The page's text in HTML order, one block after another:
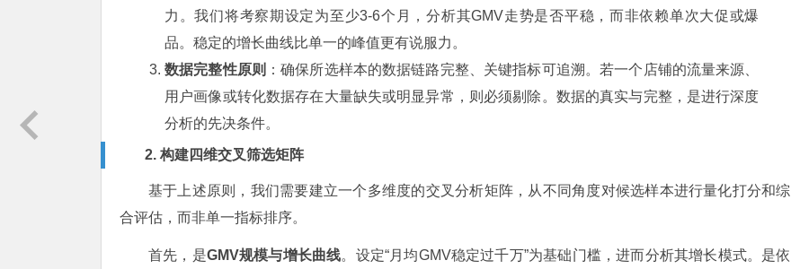
力。我们将考察期设定为至少3-6个月，分析其GMV走势是否平稳，而非依赖单次大促或爆
品。稳定的增长曲线比单一的峰值更有说服力。
数据完整性原则 ：确保所选样本的数据链路完整、关键指标可追溯。若一个店铺的流量来源、
用户画像或转化数据存在大量缺失或明显异常，则必须剔除。数据的真实与完整，是进行深度
分析的先决条件。
2. 构建四维交叉筛选矩阵
基于上述原则，我们需要建立一个多维度的交叉分析矩阵，从不同角度对候选样本进行量化打分和综
合评估，而非单一指标排序。
首先，是GMV规模与增长曲线。设定“月均GMV稳定过千万”为基础门槛，进而分析其增长模式。是依